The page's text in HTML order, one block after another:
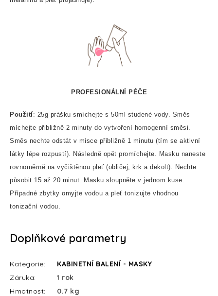
PROFESIONÁLNÍ PÉČE
Použití: 25g prášku smíchejte s 50ml studené vody. Směs
míchejte přibližně 2 minuty do vytvoření homogenní směsi.
Směs nechte odstát v misce přibližně 1 minutu (tím se aktivní
látky lépe rozpustí). Následně opět promíchejte. Masku naneste
rovnoměrně na vyčištěnou pleť (obličej, krk a dekolt). Nechte
působit 15 až 20 minut. Masku sloupněte v jednom kuse.
Případné zbytky omyjte vodou a pleť tonizujte vhodnou
tonizační vodou.
Doplňkové parametry
Kategorie:
KABINETNÍ BALENÍ - MASKY
Záruka:
1 rok
Hmotnost:
0.7 kg